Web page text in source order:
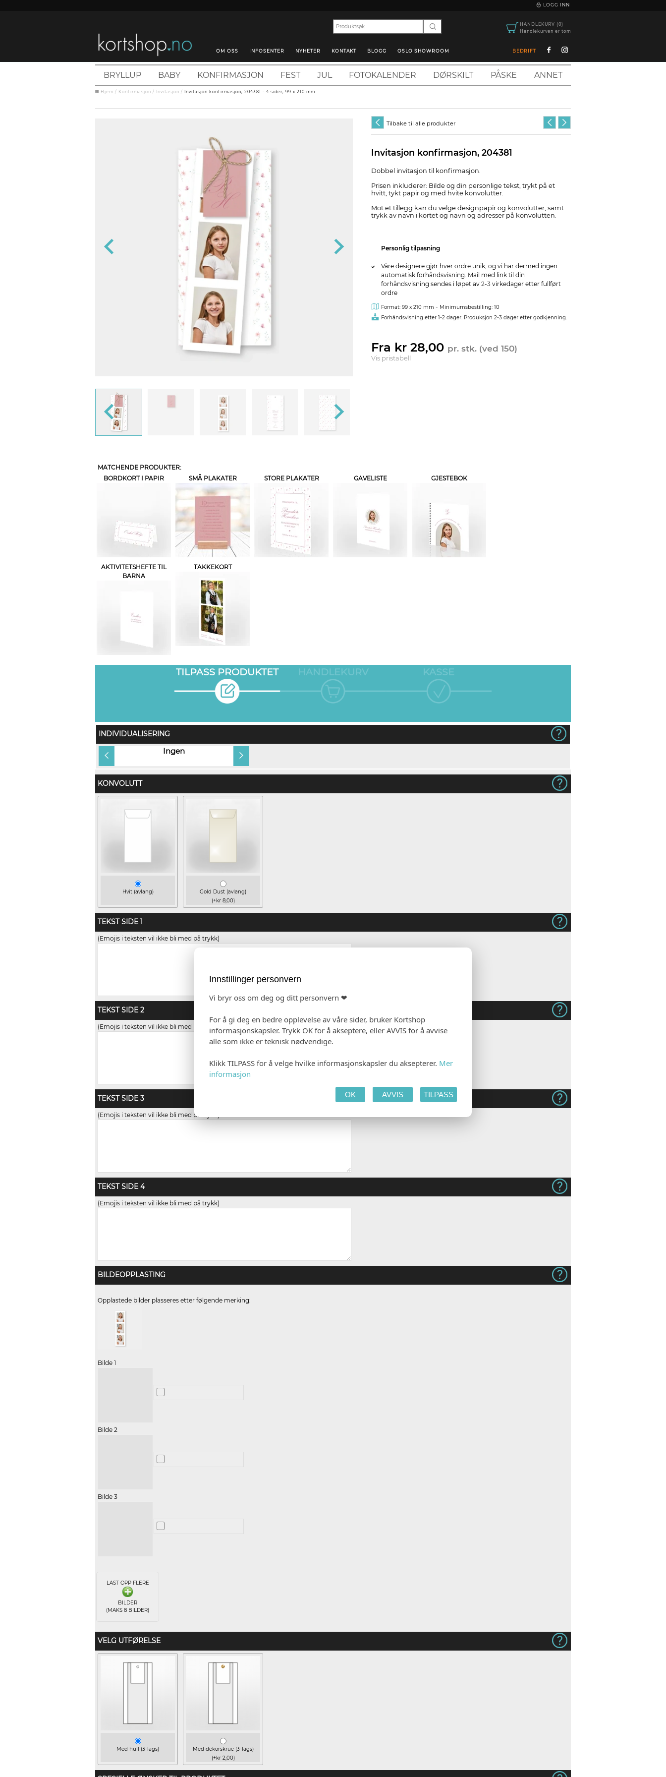
LOGG INN
HANDLEKURV (0)
Handlekurven er tom
OM OSS INFOSENTER NYHETER KONTAKT BLOGG OSLO SHOWROOM BEDRIFT
BRYLLUP BABY KONFIRMASJON FEST JUL FOTOKALENDER DØRSKILT PÅSKE ANNET
Hjem / Konfirmasjon / Invitasjon / Invitasjon konfirmasjon, 204381 - 4 sider, 99 x 210 mm
Tilbake til alle produkter
Invitasjon konfirmasjon, 204381
Dobbel invitasjon til konfirmasjon.
Prisen inkluderer: Bilde og din personlige tekst, trykt på et
hvitt, tykt papir og med hvite konvolutter.
Mot et tillegg kan du velge designpapir og konvolutter, samt
trykk av navn i kortet og navn og adresser på konvolutten.
Personlig tilpasning
Våre designere gjør hver ordre unik, og vi har dermed ingen
automatisk forhåndsvisning. Mail med link til din
forhåndsvisning sendes i løpet av 2-3 virkedager etter fullført
ordre
Format: 99 x 210 mm - Minimumsbestilling: 10
Forhåndsvisning etter 1-2 dager. Produksjon 2-3 dager etter godkjenning.
Fra kr 28,00 pr. stk. (ved 150)
Vis pristabell
MATCHENDE PRODUKTER:
BORDKORT I PAPIR
SMÅ PLAKATER STORE PLAKATER GAVELISTE GJESTEBOK
AKTIVITETSHEFTE TIL
BARNA
TAKKEKORT
TILPASS PRODUKTET HANDLEKURV KASSE
INDIVIDUALISERING
Gjestens navn i produkt og på
Ingen
KONVOLUTT
Hvit (avlang)
Gold Dust (avlang)
(+kr 8,00)
TEKST SIDE 1
(Emojis i teksten vil ikke bli med på trykk)
TEKST SIDE 2
(Emojis i teksten vil ikke bli med på trykk)
TEKST SIDE 3
(Emojis i teksten vil ikke bli med på trykk)
TEKST SIDE 4
(Emojis i teksten vil ikke bli med på trykk)
BILDEOPPLASTING
Opplastede bilder plasseres etter følgende merking:
Bilde 1
Bilde 2
Bilde 3
LAST OPP FLERE
BILDER
(MAKS 8 BILDER)
VELG UTFØRELSE
Med hull (3-lags)
Med dekorskrue (3-lags)
(+kr 2,00)
Innstillinger personvern
Vi bryr oss om deg og ditt personvern ❤
For å gi deg en bedre opplevelse av våre sider, bruker Kortshop
informasjonskapsler. Trykk OK for å akseptere, eller AVVIS for å avvise
alle som ikke er teknisk nødvendige.
Klikk TILPASS for å velge hvilke informasjonskapsler du aksepterer. Mer
informasjon
OK AVVIS TILPASS